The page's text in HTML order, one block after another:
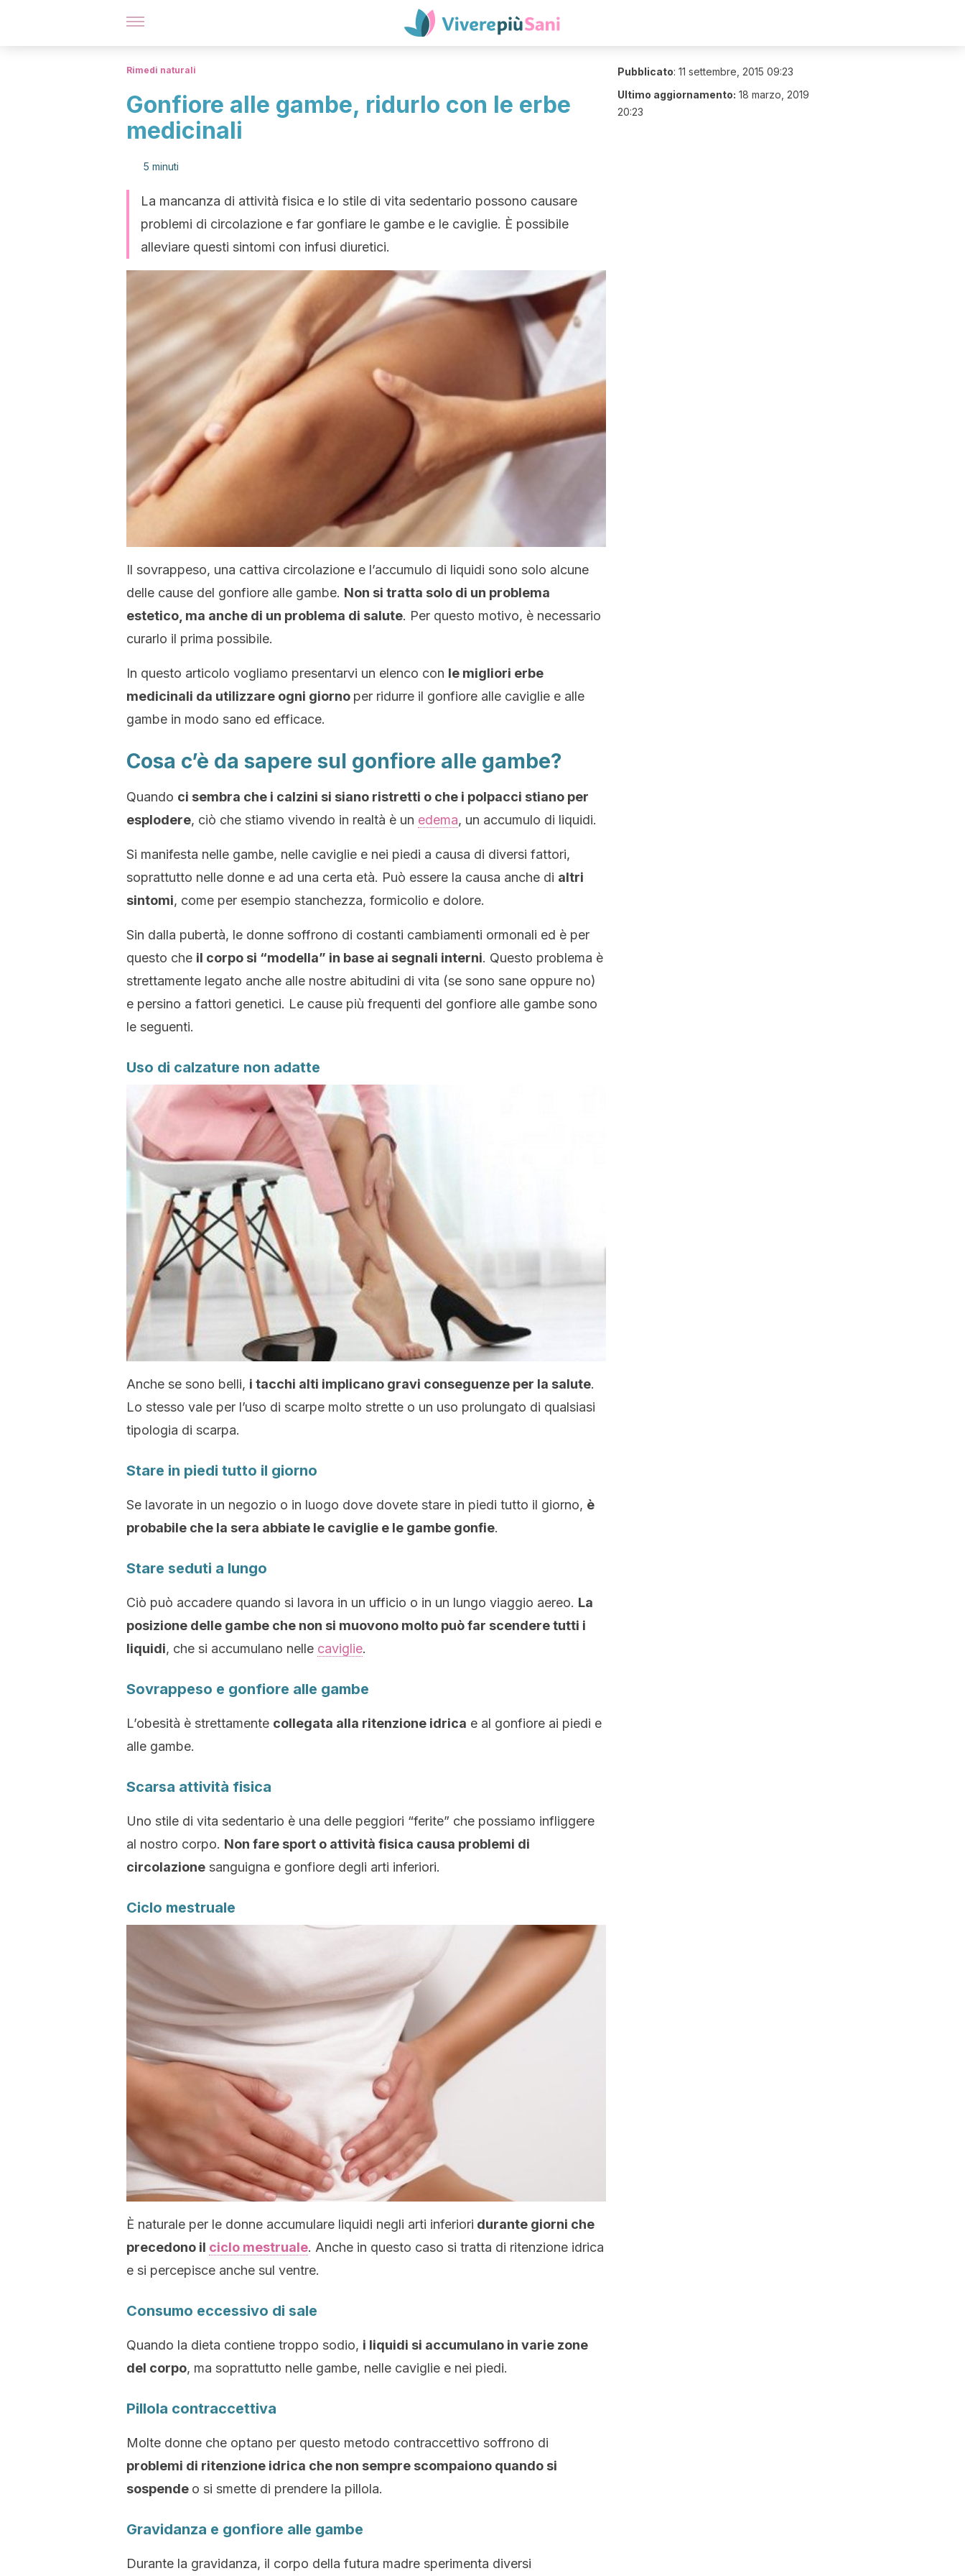
Rimedi naturali
Gonfiore alle gambe, ridurlo con le erbe
medicinali
5 minuti
La mancanza di attività fisica e lo stile di vita sedentario possono causare
problemi di circolazione e far gonfiare le gambe e le caviglie. È possibile
alleviare questi sintomi con infusi diuretici.
Il sovrappeso, una cattiva circolazione e l’accumulo di liquidi sono solo alcune
delle cause del gonfiore alle gambe. Non si tratta solo di un problema
estetico, ma anche di un problema di salute. Per questo motivo, è necessario
curarlo il prima possibile.
In questo articolo vogliamo presentarvi un elenco con le migliori erbe
medicinali da utilizzare ogni giorno per ridurre il gonfiore alle caviglie e alle
gambe in modo sano ed efficace.
Cosa c’è da sapere sul gonfiore alle gambe?
Quando ci sembra che i calzini si siano ristretti o che i polpacci stiano per
esplodere, ciò che stiamo vivendo in realtà è un edema, un accumulo di liquidi.
Si manifesta nelle gambe, nelle caviglie e nei piedi a causa di diversi fattori,
soprattutto nelle donne e ad una certa età. Può essere la causa anche di altri
sintomi, come per esempio stanchezza, formicolio e dolore.
Sin dalla pubertà, le donne soffrono di costanti cambiamenti ormonali ed è per
questo che il corpo si “modella” in base ai segnali interni. Questo problema è
strettamente legato anche alle nostre abitudini di vita (se sono sane oppure no)
e persino a fattori genetici. Le cause più frequenti del gonfiore alle gambe sono
le seguenti.
Uso di calzature non adatte
Anche se sono belli, i tacchi alti implicano gravi conseguenze per la salute.
Lo stesso vale per l’uso di scarpe molto strette o un uso prolungato di qualsiasi
tipologia di scarpa.
Stare in piedi tutto il giorno
Se lavorate in un negozio o in luogo dove dovete stare in piedi tutto il giorno, è
probabile che la sera abbiate le caviglie e le gambe gonfie.
Stare seduti a lungo
Ciò può accadere quando si lavora in un ufficio o in un lungo viaggio aereo. La
posizione delle gambe che non si muovono molto può far scendere tutti i
liquidi, che si accumulano nelle caviglie.
Sovrappeso e gonfiore alle gambe
L’obesità è strettamente collegata alla ritenzione idrica e al gonfiore ai piedi e
alle gambe.
Scarsa attività fisica
Uno stile di vita sedentario è una delle peggiori “ferite” che possiamo infliggere
al nostro corpo. Non fare sport o attività fisica causa problemi di
circolazione sanguigna e gonfiore degli arti inferiori.
Ciclo mestruale
È naturale per le donne accumulare liquidi negli arti inferiori durante giorni che
precedono il ciclo mestruale. Anche in questo caso si tratta di ritenzione idrica
e si percepisce anche sul ventre.
Consumo eccessivo di sale
Quando la dieta contiene troppo sodio, i liquidi si accumulano in varie zone
del corpo, ma soprattutto nelle gambe, nelle caviglie e nei piedi.
Pillola contraccettiva
Molte donne che optano per questo metodo contraccettivo soffrono di
problemi di ritenzione idrica che non sempre scompaiono quando si
sospende o si smette di prendere la pillola.
Gravidanza e gonfiore alle gambe
Durante la gravidanza, il corpo della futura madre sperimenta diversi
Pubblicato: 11 settembre, 2015 09:23
Ultimo aggiornamento: 18 marzo, 2019
20:23